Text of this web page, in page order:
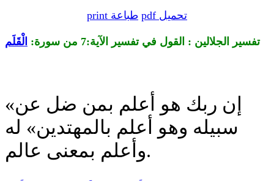
print طباعة pdf تحميل
تفسير الجلالين : القول في تفسير الآية:7 من سورة: الْقَلَم
«إن ربك هو أعلم بمن ضل عن
سبيله وهو أعلم بالمهتدين» له
وأعلم بمعنى عالم.